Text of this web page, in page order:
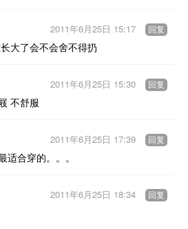
大了会不会舍不得扔
2011年6月25日 15:17 回复
不舒服
2011年6月25日 15:30 回复
适合穿的。。。
2011年6月25日 17:39 回复
2011年6月25日 18:34 回复